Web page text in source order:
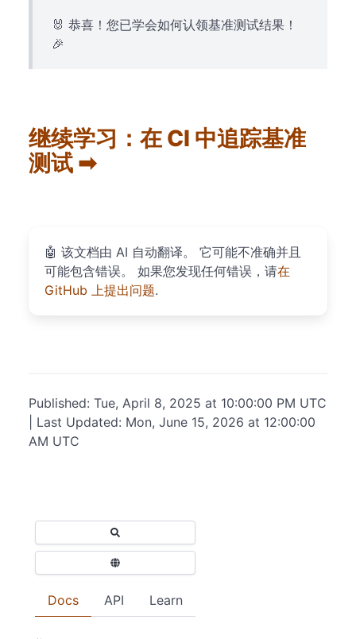
Docs API Learn
🐰 恭喜！您已学会如何认领基准测试结果！
🎉
继续学习：在 CI 中追踪基准
测试 ➡
🤖 该文档由 AI 自动翻译。 它可能不准确并且
可能包含错误。 如果您发现任何错误，请在
GitHub 上提出问题.
Published: Tue, April 8, 2025 at 10:00:00 PM UTC
| Last Updated: Mon, June 15, 2026 at 12:00:00
AM UTC